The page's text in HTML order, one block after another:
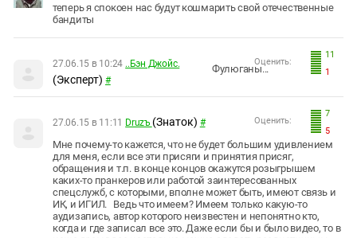
теперь я спокоен нас будут кошмарить свой отечественные
бандиты
11
1
Оценить:
27.06.15 в 10:24 ..Бэн Джойс.
(Эксперт) #
Фулюганы...
7
5
Оценить:
27.06.15 в 11:11 Druzъ (Знаток) #
Мне почему-то кажется, что не будет большим удивлением
для меня, если все эти присяги и принятия присяг,
обращения и т.п. в конце концов окажутся розыгрышем
каких-то пранкеров или работой заинтересованных
спецслужб, с которыми, вполне может быть, имеют связь и
ИК, и ИГИЛ. Ведь что имеем? Имеем только какую-то
аудизапись, автор которого неизвестен и непонятно кто,
когда и где записал все это. Даже если бы и было видео, то в